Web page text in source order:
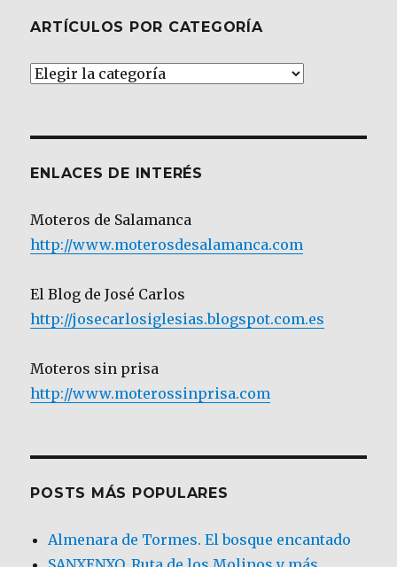
ARTÍCULOS POR CATEGORÍA
Artículos
ENLACES DE INTERÉS
Moteros de Salamanca
http://www.moterosdesalamanca.com
El Blog de José Carlos
http://josecarlosiglesias.blogspot.com.es
Moteros sin prisa
http://www.moterossinprisa.com
POSTS MÁS POPULARES
Almenara de Tormes. El bosque encantado